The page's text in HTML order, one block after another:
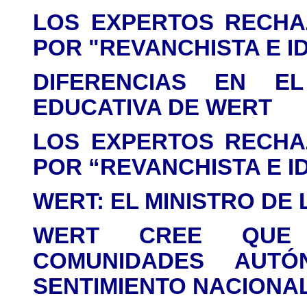
LOS EXPERTOS
POR "REVANCHISTA E
DIFERENCIAS EN
EDUCATIVA DE WERT
LOS EXPERTOS
POR “REVANCHISTA E
WERT: EL MINISTRO DE
WERT CREE
COMUNIDADES
SENTIMIENTO